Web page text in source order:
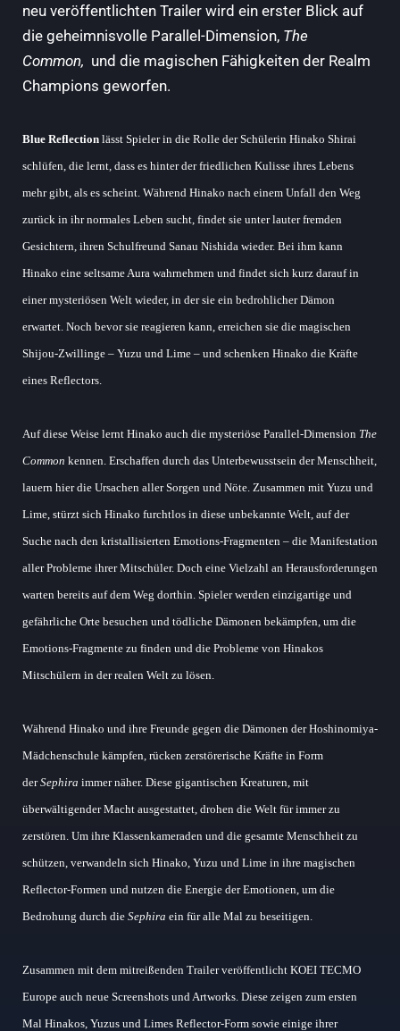
neu veröffentlichten Trailer wird ein erster Blick auf
die geheimnisvolle Parallel-Dimension, The
Common, und die magischen Fähigkeiten der Realm
Champions geworfen.
Blue Reflection lässt Spieler in die Rolle der Schülerin Hinako Shirai
schlüfen, die lernt, dass es hinter der friedlichen Kulisse ihres Lebens
mehr gibt, als es scheint. Während Hinako nach einem Unfall den Weg
zurück in ihr normales Leben sucht, findet sie unter lauter fremden
Gesichtern, ihren Schulfreund Sanau Nishida wieder. Bei ihm kann
Hinako eine seltsame Aura wahrnehmen und findet sich kurz darauf in
einer mysteriösen Welt wieder, in der sie ein bedrohlicher Dämon
erwartet. Noch bevor sie reagieren kann, erreichen sie die magischen
Shijou-Zwillinge – Yuzu und Lime – und schenken Hinako die Kräfte
eines Reflectors.
Auf diese Weise lernt Hinako auch die mysteriöse Parallel-Dimension The
Common kennen. Erschaffen durch das Unterbewusstsein der Menschheit,
lauern hier die Ursachen aller Sorgen und Nöte. Zusammen mit Yuzu und
Lime, stürzt sich Hinako furchtlos in diese unbekannte Welt, auf der
Suche nach den kristallisierten Emotions-Fragmenten – die Manifestation
aller Probleme ihrer Mitschüler. Doch eine Vielzahl an Herausforderungen
warten bereits auf dem Weg dorthin. Spieler werden einzigartige und
gefährliche Orte besuchen und tödliche Dämonen bekämpfen, um die
Emotions-Fragmente zu finden und die Probleme von Hinakos
Mitschülern in der realen Welt zu lösen.
Während Hinako und ihre Freunde gegen die Dämonen der Hoshinomiya-
Mädchenschule kämpfen, rücken zerstörerische Kräfte in Form
derSephira immer näher. Diese gigantischen Kreaturen, mit
überwältigender Macht ausgestattet, drohen die Welt für immer zu
zerstören. Um ihre Klassenkameraden und die gesamte Menschheit zu
schützen, verwandeln sich Hinako, Yuzu und Lime in ihre magischen
Reflector-Formen und nutzen die Energie der Emotionen, um die
Bedrohung durch die Sephira ein für alle Mal zu beseitigen.
Zusammen mit dem mitreißenden Trailer veröffentlicht KOEI TECMO
Europe auch neue Screenshots und Artworks. Diese zeigen zum ersten
Mal Hinakos, Yuzus und Limes Reflector-Form sowie einige ihrer